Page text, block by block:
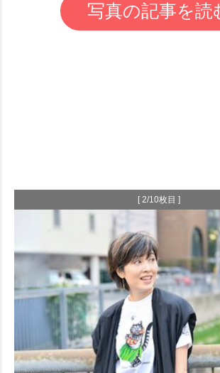
写真の記事を読
[ 2/10枚目 ]